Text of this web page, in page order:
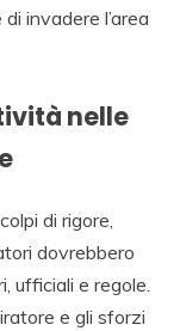
invadere l’area
nelle
di rigore,
dovrebbero
ufficiali e regole.
e gli sforzi